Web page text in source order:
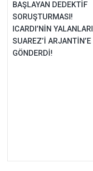
BAŞLAYAN DEDEKTİF
SORUŞTURMASI!
ICARDI’NİN YALANLARI
SUAREZ’İ ARJANTİN’E
GÖNDERDİ!